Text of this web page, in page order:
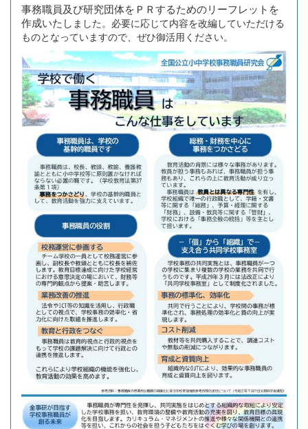
事務職員及び研究団体をＰＲするためのリーフレットを
作成いたし ました。必要に応じて内容を改編していただける
ものとなっていますので、ぜひ御活用ください。